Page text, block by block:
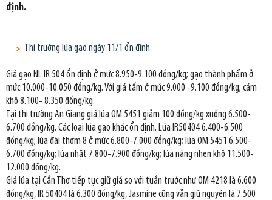
định.
Thị trường lúa gạo ngày 11/1 ổn định
Giá gạo NL IR 504 ổn định ở mức 8.950-9.100 đồng/kg; gạo thành phẩm ở
mức 10.000-10.050 đồng/kg. Với giá tấm ở mức 9.000 -9.100 đồng/kg; cám
khô 8.100- 8.350 đồng/kg.
Tại thị trường An Giang giá lúa OM 5451 giảm 100 đồng/kg xuống 6.500-
6.700 đồng/kg. Các loại lúa gạo khác ổn định. Lúa IR50404 6.400-6.500
đồng/kg; lúa đài thơm 8 ở mức 6.800-7.000 đồng/kg; lúa OM 5451 6.500-
6.700 đồng/kg; lúa nhật 7.800-7.900 đồng/kg; lúa nàng nhen khô 11.500-
12.000 đồng/kg.
Giá lúa tại Cần Thơ tiếp tục giữ giá so với tuần trước như OM 4218 là 6.600
đồng/kg, IR 50404 là 6.300 đồng/kg, Jasmine cũng vẫn giữ nguyên là 7.500